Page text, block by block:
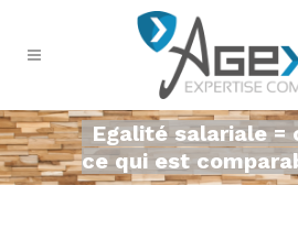
Egalité salariale =
ce qui est